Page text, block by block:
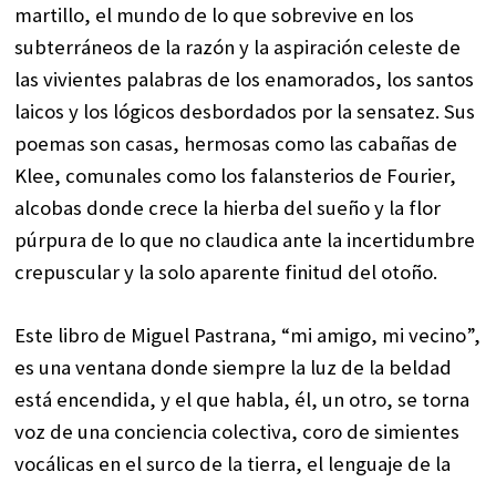
martillo, el mundo de lo que sobrevive en los
subterráneos de la razón y la aspiración celeste de
las vivientes palabras de los enamorados, los santos
laicos y los lógicos desbordados por la sensatez. Sus
poemas son casas, hermosas como las cabañas de
Klee, comunales como los falansterios de Fourier,
alcobas donde crece la hierba del sueño y la flor
púrpura de lo que no claudica ante la incertidumbre
crepuscular y la solo aparente finitud del otoño.
Este libro de Miguel Pastrana, “mi amigo, mi vecino”,
es una ventana donde siempre la luz de la beldad
está encendida, y el que habla, él, un otro, se torna
voz de una conciencia colectiva, coro de simientes
vocálicas en el surco de la tierra, el lenguaje de la